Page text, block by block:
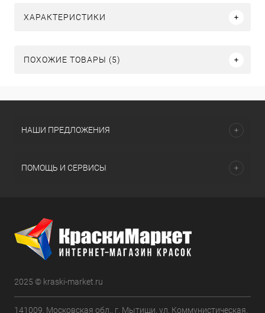
ХАРАКТЕРИСТИКИ
ПОХОЖИЕ ТОВАРЫ (5)
НАШИ ПРЕДЛОЖЕНИЯ
ПОМОЩЬ И СЕРВИСЫ
2025 © kraski-market.ru
141009, Московская обл., г. Мытищи, ул. Коммунистическая,